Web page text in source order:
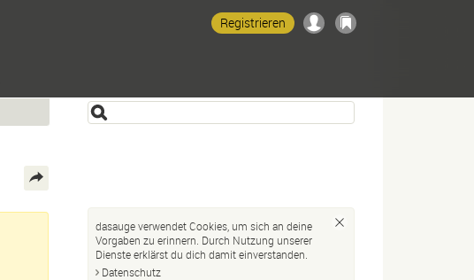
Registrieren
dasauge verwendet Cookies, um sich an deine
Vorgaben zu erinnern. Durch Nutzung unserer
Dienste erklärst du dich damit einverstanden.
Datenschutz